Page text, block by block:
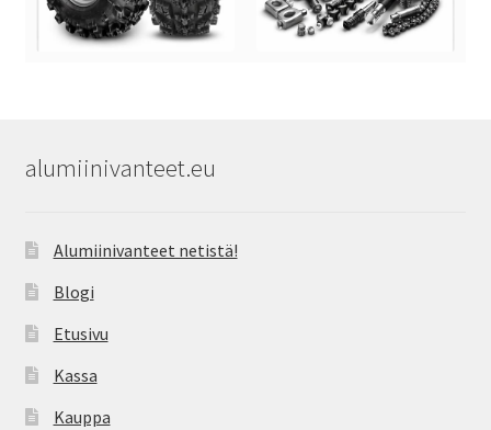
alumiinivanteet.eu
Alumiinivanteet netistä!
Blogi
Etusivu
Kassa
Kauppa